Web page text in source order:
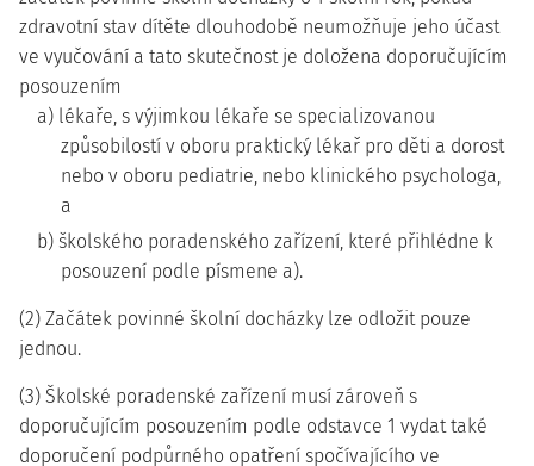
zdravotní stav dítěte dlouhodobě neumožňuje jeho účast
ve vyučování a tato skutečnost je doložena doporučujícím
posouzením
a) lékaře, s výjimkou lékaře se specializovanou
způsobilostí v oboru praktický lékař pro děti a dorost
nebo v oboru pediatrie, nebo klinického psychologa,
a
b) školského poradenského zařízení, které přihlédne k
posouzení podle písmene a).
(2) Začátek povinné školní docházky lze odložit pouze
jednou.
(3) Školské poradenské zařízení musí zároveň s
doporučujícím posouzením podle odstavce 1 vydat také
doporučení podpůrného opatření spočívajícího ve